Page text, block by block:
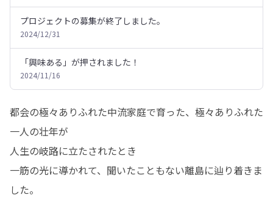
プロジェクトの募集が終了しました。
2024/12/31
「興味ある」が押されました！
2024/11/16
都会の極々ありふれた中流家庭で育った、極々ありふれた
一人の壮年が
人生の岐路に立たされたとき
一筋の光に導かれて、聞いたこともない離島に辿り着きま
した。